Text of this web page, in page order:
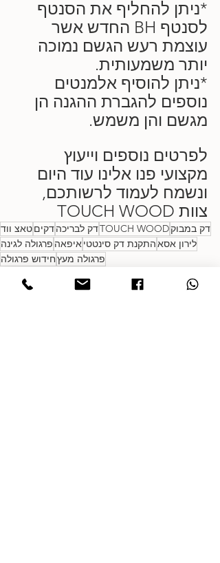
*ניתן להחליף את הסנטף
לסנטף BH החדש אשר
עוצמת רעש הגשם נמוכה
יותר משמעותית.
*ניתן להוסיף אלמנטים
נוספים להגברת ההגנה הן
מגשם והן משמש.
לפרטים נוספים וייעוץ
מקצועי פנו אלינו עוד היום
ונשמח לעמוד לרשותכם,
צוות TOUCH WOOD
דק במבוקTOUCH WOODדק לבריכהדקיםטאצ ווד
לירון אסאהתקנת דק סינטטיאיפאה פרגולה לגינה
פרגולה מעץחידוש פרגולה